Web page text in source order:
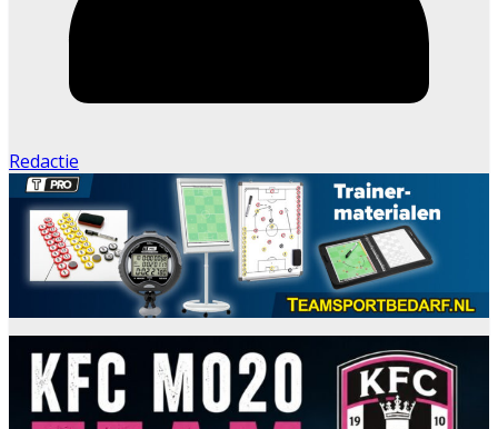
Redactie